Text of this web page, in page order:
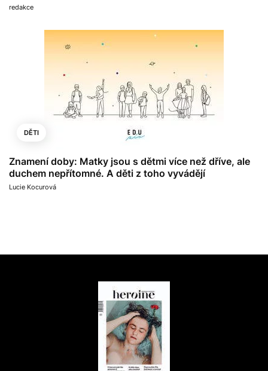
redakce
DĚTI
Znamení doby: Matky jsou s dětmi více než dříve, ale
duchem nepřítomné. A děti z toho vyvádějí
Lucie Kocurová